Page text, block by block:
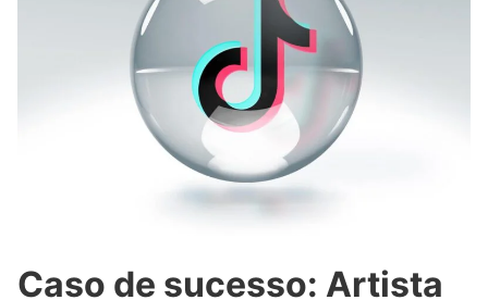
Caso de sucesso: Artista